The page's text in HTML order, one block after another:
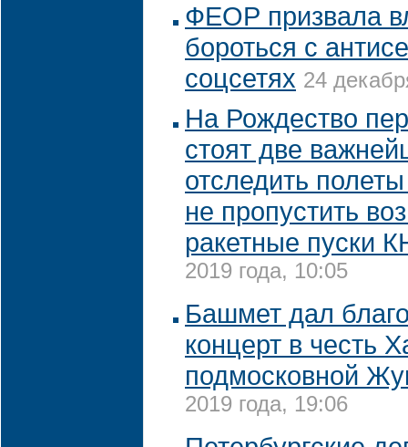
ФЕОР призвала
бороться с
соцсетях 24
На Рождество
стоят две
отследить
не пропустить
ракетные пуски
2019 года, 10:05
Башмет дал
концерт в честь
подмосковной
2019 года, 19:06